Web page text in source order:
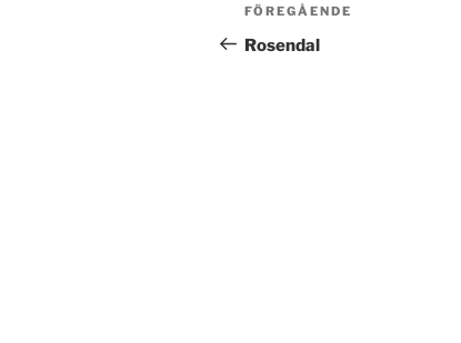
Föregående
inlägg
FÖREGÅENDE
Rosendal